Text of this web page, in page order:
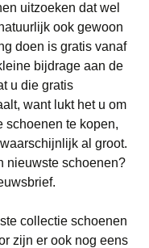
uitzoeken dat wel
ook gewoon
doen is gratis vanaf
bijdrage aan de
u die gratis
want lukt het u om
schoenen te kopen,
al groot.
nieuwste schoenen?
collectie schoenen
zijn er ook nog eens